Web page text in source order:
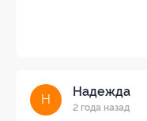
Н
Надежда
2 года назад